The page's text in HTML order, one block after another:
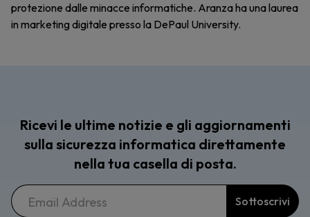
protezione dalle minacce informatiche. Aranza ha una laurea
in marketing digitale presso la DePaul University.
Ricevi le ultime notizie e gli aggiornamenti
sulla sicurezza informatica direttamente
nella tua casella di posta.